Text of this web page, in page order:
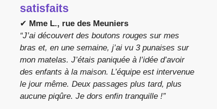
satisfaits
✔ Mme L., rue des Meuniers
“J’ai découvert des boutons rouges sur mes
bras et, en une semaine, j’ai vu 3 punaises sur
mon matelas. J’étais paniquée à l’idée d’avoir
des enfants à la maison. L’équipe est intervenue
le jour même. Deux passages plus tard, plus
aucune piqûre. Je dors enfin tranquille !”